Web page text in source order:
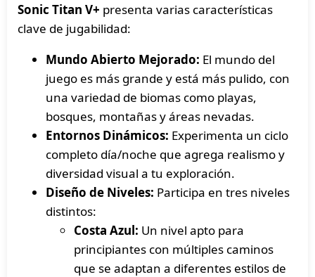
Sonic Titan V+ presenta varias características
clave de jugabilidad:
Mundo Abierto Mejorado: El mundo del
juego es más grande y está más pulido, con
una variedad de biomas como playas,
bosques, montañas y áreas nevadas.
Entornos Dinámicos: Experimenta un ciclo
completo día/noche que agrega realismo y
diversidad visual a tu exploración.
Diseño de Niveles: Participa en tres niveles
distintos:
Costa Azul: Un nivel apto para
principiantes con múltiples caminos
que se adaptan a diferentes estilos de